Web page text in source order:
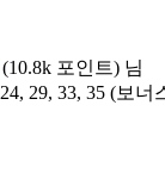
(10.8k 포인트) 님
29, 33, 35 (보너